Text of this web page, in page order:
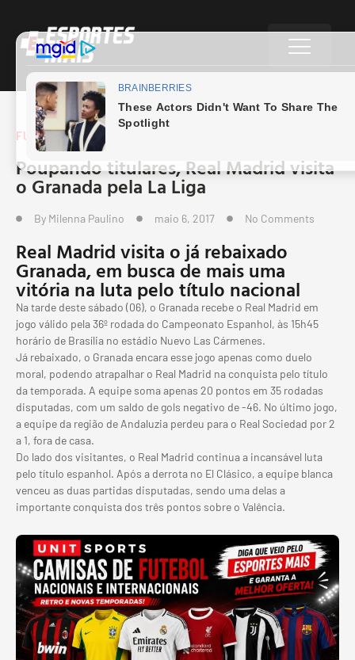
FUTEBOL ESPANHOL
Poupando titulares, Real Madrid visita
o Granada pela La Liga
By Milenna Paulino maio 6, 2017 No Comments
Real Madrid visita o já rebaixado
Granada, em busca de mais uma
vitória na luta pelo título nacional
Na tarde deste sábado (06), o Granada recebe o Real Madrid em
jogo válido pela 36º rodada do Campeonato Espanhol, às 15h45
horário de Brasília no estádio Nuevo Las Cármenes.
Já rebaixado, o Granada encara esse jogo apenas como duelo
moral, podendo atrapalhar o Real Madrid na conquista pelo título
da temporada. A equipe soma apenas 20 pontos em 35 rodadas
disputadas, com um saldo de gols negativo de -46. No último jogo,
a equipe da região de Andaluzia perdeu para o Real Sociedad por 2
a 1, fora de casa.
Do lado dos visitantes, o Real Madrid continua a incansável luta
pelo título espanhol. Após a derrota no El Clásico, a equipe blanca
venceu as duas partidas disputadas, sendo uma delas a
importante conquista dos três pontos sobre o Valência.